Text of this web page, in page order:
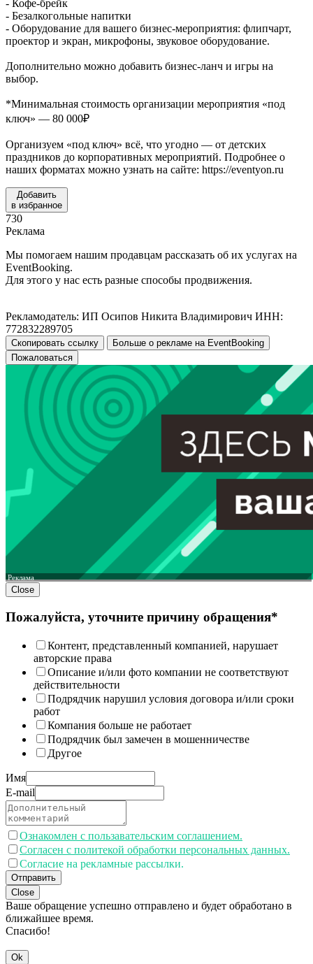
- Кофе-брейк
- Безалкогольные напитки
- Оборудование для вашего бизнес-мероприятия: флипчарт,
проектор и экран, микрофоны, звуковое оборудование.
Дополнительно можно добавить бизнес-ланч и игры на
выбор.
*Минимальная стоимость организации мероприятия «под
ключ» — 80 000₽
Организуем «под ключ» всё, что угодно — от детских
праздников до корпоративных мероприятий. Подробнее о
наших форматах можно узнать на сайте: https://eventyon.ru
Добавить
в избранное
730
Реклама
Мы помогаем нашим продавцам рассказать об их услугах на
EventBooking.
Для этого у нас есть разные способы продвижения.
Рекламодатель: ИП Осипов Никита Владимирович ИНН:
772832289705
Скопировать ссылку
Больше о рекламе на EventBooking
Пожаловаться
Реклама
Close
Пожалуйста, уточните причину обращения*
Контент, представленный компанией, нарушает
авторские права
Описание и/или фото компании не соответствуют
действительности
Подрядчик нарушил условия договора и/или сроки
работ
Компания больше не работает
Подрядчик был замечен в мошенничестве
Другое
Имя
E-mail
Ознакомлен с пользавательским соглашением.
Согласен с политекой обработки персональных данных.
Согласие на рекламные рассылки.
Отправить
Close
Ваше обращение успешно отправлено и будет обработано в
ближайшее время.
Спасибо!
Ok